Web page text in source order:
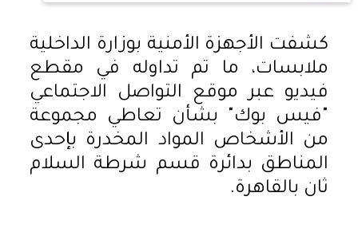
كشفت الأجهزة الأمنية بوزارة الداخلية
ملابسات، ما تم تداوله في مقطع
فيديو عبر موقع التواصل الاجتماعي
"فيس بوك" بشأن تعاطي مجموعة
من الأشخاص المواد المخدرة بإحدى
المناطق بدائرة قسم شرطة السلام
ثان بالقاهرة.